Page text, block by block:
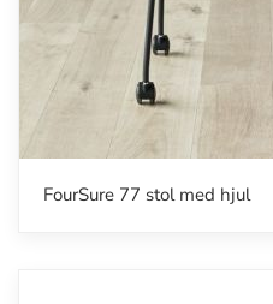
FourSure 77 stol med hjul